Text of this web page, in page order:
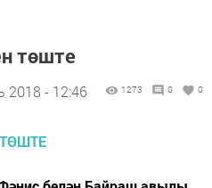
төште
2018 - 12:46 1273 0 0